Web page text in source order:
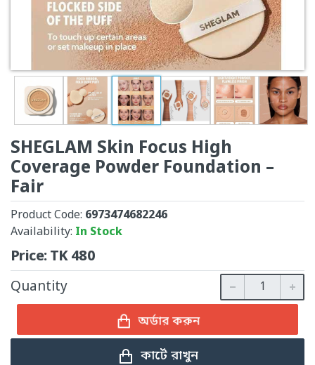
SHEGLAM Skin Focus High
Coverage Powder Foundation –
Fair
Product Code: 6973474682246
Availability: In Stock
Price:TK480
Quantity
অর্ডার করুন
কার্টে রাখুন